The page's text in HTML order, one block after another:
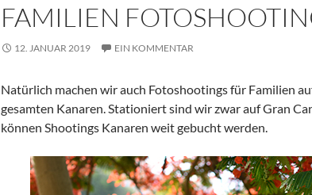
FAMILIEN
12. JANUAR 2019 EIN KOMMENTAR
Natürlich machen wir auch Fotoshootings für Familien
gesamten Kanaren. Stationiert sind wir zwar auf Gran
können Shootings Kanaren weit gebucht werden.